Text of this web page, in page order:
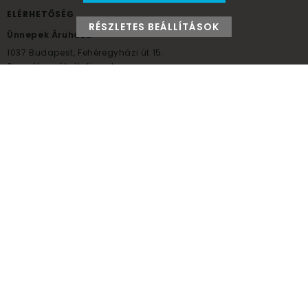
ELÉRHETŐSÉG
Ünnepek Áruháza
1037 Budapest, Fehéregyházi út 15.
Személyes átvételi pont
RÉSZLETES BEÁLLÍTÁSOK